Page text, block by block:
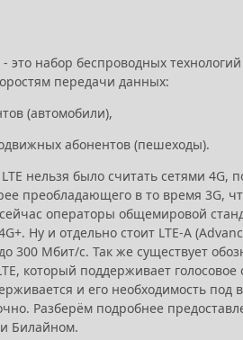
это набор беспроводных
передачи данных:
(автомобили),
абонентов (пешеходы).
нельзя было считать сетями 4G,
преобладающего в то время 3G,
операторы общемировой
Ну и отдельно стоит LTE-A
300 Мбит/с. Так же существует
который поддерживает
и его необходимость
Разберём подробнее
Билайном.